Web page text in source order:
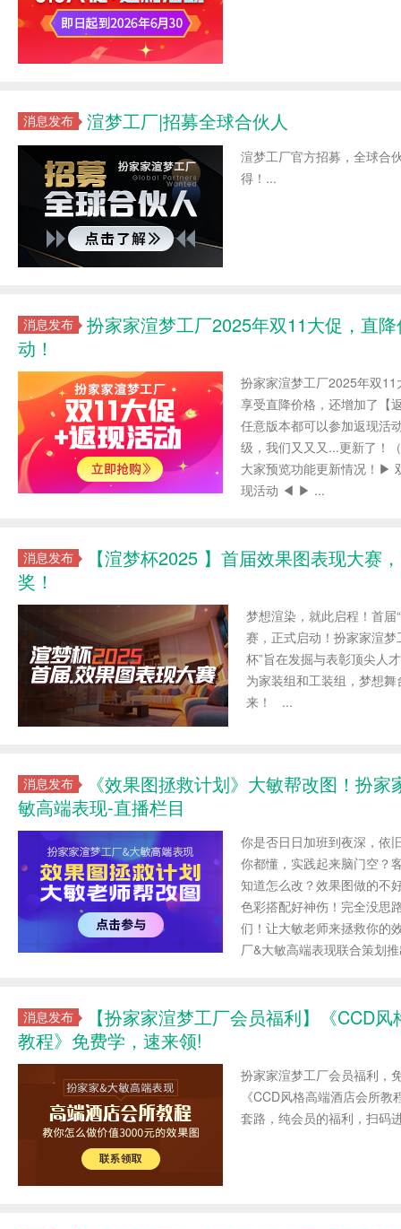
消息发布 渲梦工厂|招募全球合伙人
渲梦工厂官方招募，全球合
得！...
消息发布
扮家家渲梦工厂2025年双11大促，直
动！
扮家家渲梦工厂2025年双
享受直降价格，还增加了【
任意版本都可以参加返现活
级，我们又又又...更新了！
大家预览功能更新情况！▶
现活动 ◀ ▶ ...
消息发布
【渲梦杯2025 】首届效果图表现大赛
奖！
梦想渲染，就此启程！首届
赛，正式启动！扮家家渲梦
杯”旨在发掘与表彰顶尖人
为家装组和工装组，梦想
来！ ...
消息发布
《效果图拯救计划》大敏帮改图！扮家
敏高端表现-直播栏目
你是否日日加班到夜深，依
你都懂，实践起来脑门空？
知道怎么改？效果图做的不
色彩搭配好神伤！完全没思
们！让大敏老师来拯救你的
厂&大敏高端表现联合策划
消息发布
【扮家家渲梦工厂会员福利】《CCD
教程》免费学，速来领!
扮家家渲梦工厂会员福利，
《CCD风格高端酒店会所
套路，纯会员的福利，扫码